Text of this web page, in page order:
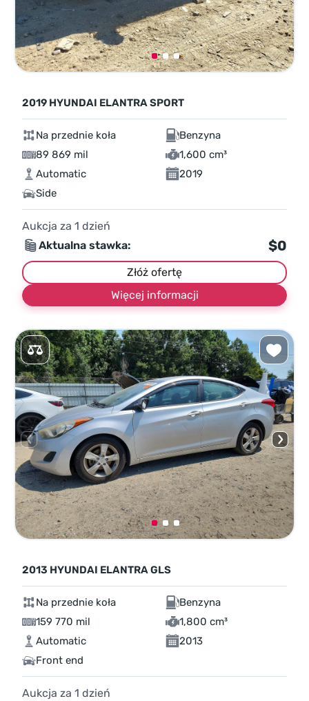
2019 HYUNDAI ELANTRA SPORT
Na przednie koła
Benzyna
89 869 mil
1,600 cm³
Automatic
2019
Side
Aukcja za 1 dzień
Aktualna stawka:
$0
Złóż ofertę
Więcej informacji
2013 HYUNDAI ELANTRA GLS
Na przednie koła
Benzyna
159 770 mil
1,800 cm³
Automatic
2013
Front end
Aukcja za 1 dzień